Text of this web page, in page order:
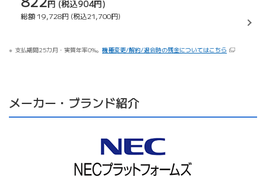
円 (税込904円)
総額19,728円 (税込21,700円)
支払期間25カ月・実質年率0%。 機種変更/解約/退会時の残金についてはこちら
メーカー・ブランド紹介